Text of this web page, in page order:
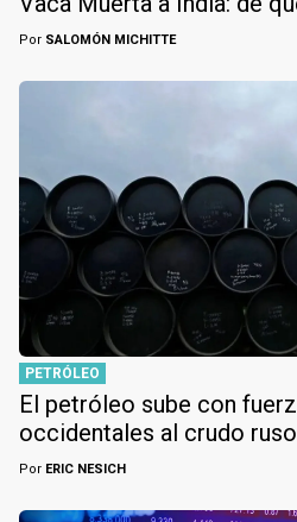
Por SALOMÓN MICHITTE
PETRÓLEO
El petróleo sube con
occidentales al crudo ruso
Por ERIC NESICH